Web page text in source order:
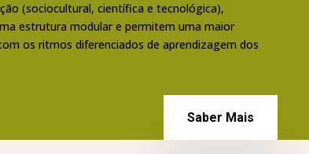
(sociocultural, científica e tecnológica),
estrutura modular e permitem uma maior
os ritmos diferenciados de aprendizagem dos
Saber Mais